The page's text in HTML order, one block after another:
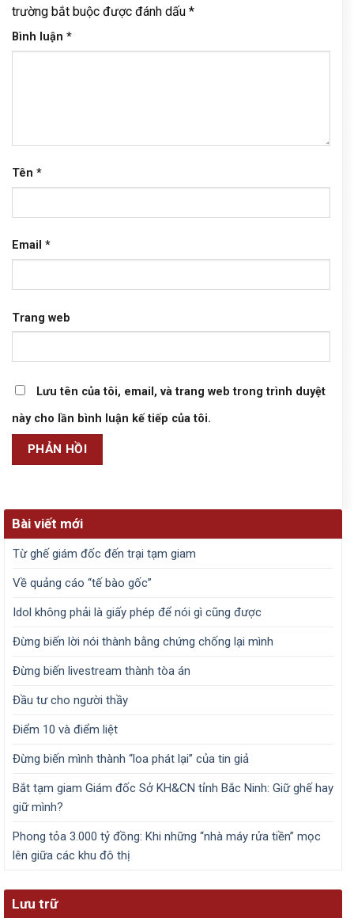
trường bắt buộc được đánh dấu *
Bình luận *
Tên *
Email *
Trang web
Lưu tên của tôi, email, và trang web trong trình duyệt
này cho lần bình luận kế tiếp của tôi.
Bài viết mới
Từ ghế giám đốc đến trại tạm giam
Về quảng cáo “tế bào gốc”
Idol không phải là giấy phép để nói gì cũng được
Đừng biến lời nói thành bằng chứng chống lại mình
Đừng biến livestream thành tòa án
Đầu tư cho người thầy
Điểm 10 và điểm liệt
Đừng biến mình thành “loa phát lại” của tin giả
Bắt tạm giam Giám đốc Sở KH&CN tỉnh Bắc Ninh: Giữ ghế hay
giữ mình?
Phong tỏa 3.000 tỷ đồng: Khi những “nhà máy rửa tiền” mọc
lên giữa các khu đô thị
Lưu trữ